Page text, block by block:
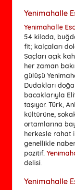
Yenimahalle
Yenimahalle
54 kiloda,
fit; kalçaları
Saçları açık
her zaman
gülüşü
Dudakları
bacaklarıyla
taşıyor. Türk,
kültürüne,
ortamlarına
herkesle rahat
genellikle
pozitif.
delisi.
Yenimahalle